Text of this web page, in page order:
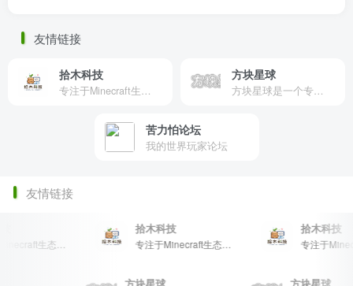
友情链接
拾木科技 方块星球
苦力怕论坛
我的世界玩家论坛
友情链接
专注于Minecraft生态建设
拾木科技
专注于Minecraft生态建设
拾木科技